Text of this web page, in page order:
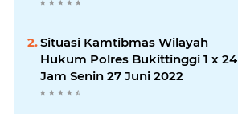
Situasi Kamtibmas Wilayah
Hukum Polres Bukittinggi 1 x 24
Jam Senin 27 Juni 2022